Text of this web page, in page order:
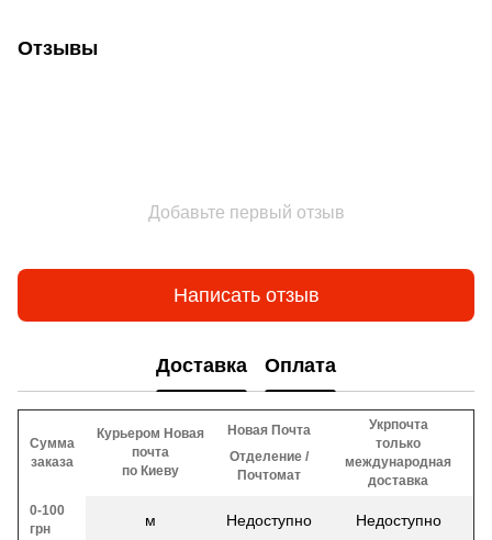
Отзывы
Добавьте первый отзыв
Написать отзыв
Доставка Оплата
Сумма
заказа
Курьером Новая
почта
по Киеву
Новая Почта
Отделение /
Почтомат
Укрпочта
только
международная
доставка
0-100
грн
м Недоступно Недоступно